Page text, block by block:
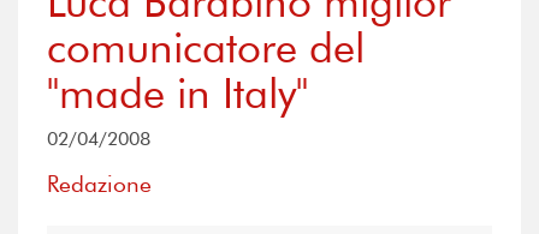
comunicatore del
"made in Italy"
02/04/2008
Redazione